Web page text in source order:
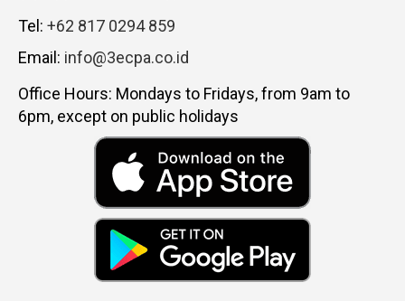
Tel: +62 817 0294 859
Email: info@3ecpa.co.id
Office Hours: Mondays to Fridays, from 9am to
6pm, except on public holidays